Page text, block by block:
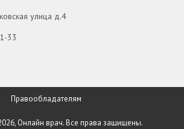
улица д.4
33
Правообладателям
Онлайн врач. Все права защищены.